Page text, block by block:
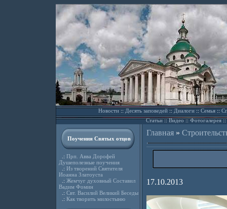
Новости::Десять заповедей::Диалоги::Семья::
Статьи::Видео ::Фотогалерея::
Поучения Святых отцов
.: Прп. Авва Дорофей
Душеполезные поучения
.: Из творений Святителя
Иоанна Златоуста
.: Жемчуг духовный Составил
Вадим Фомин
.: Свт. Василий Великий Беседы
.: Как творить милостыню
Главная»
17.10.2013